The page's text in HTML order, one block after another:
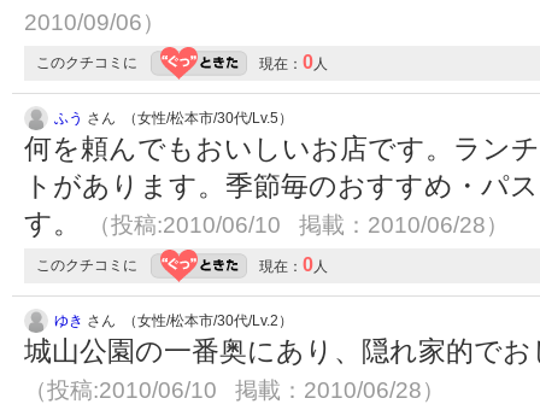
2010/09/06）
このクチコミに 現在： 0人
ふう さん （女性/松本市/30代/Lv.5）
何を頼んでもおいしいお店です。ラン
トがあります。季節毎のおすすめ・パ
す。
（投稿:2010/06/10 掲載：2010/06/28）
このクチコミに 現在： 0人
ゆき さん （女性/松本市/30代/Lv.2）
城山公園の一番奥にあり、隠れ家的で
（投稿:2010/06/10 掲載：2010/06/28）